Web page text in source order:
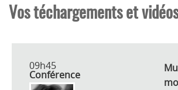
Vos téchargements et vidéos
09h45
Conférence